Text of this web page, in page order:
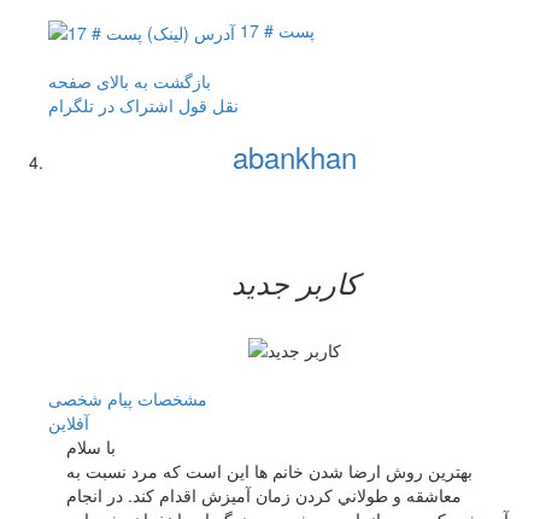
پست # 17
بازگشت به بالای صفحه
نقل قول اشتراک در تلگرام
abankhan
کاربر جدید
مشخصات پیام شخصی
آفلاين
با سلام
بهترين روش ارضا شدن خانم ها اين است كه مرد نسبت به
معاشقه و طولاني كردن زمان آميزش اقدام كند. در انجام